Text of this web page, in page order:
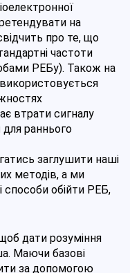
на
про те, що
частоти
РЕБу). Також на
втрати сигналу
раннього
заглушити наші
методів, а ми
обійти РЕБ,
дати розуміння
Маючи базові
за допомогою